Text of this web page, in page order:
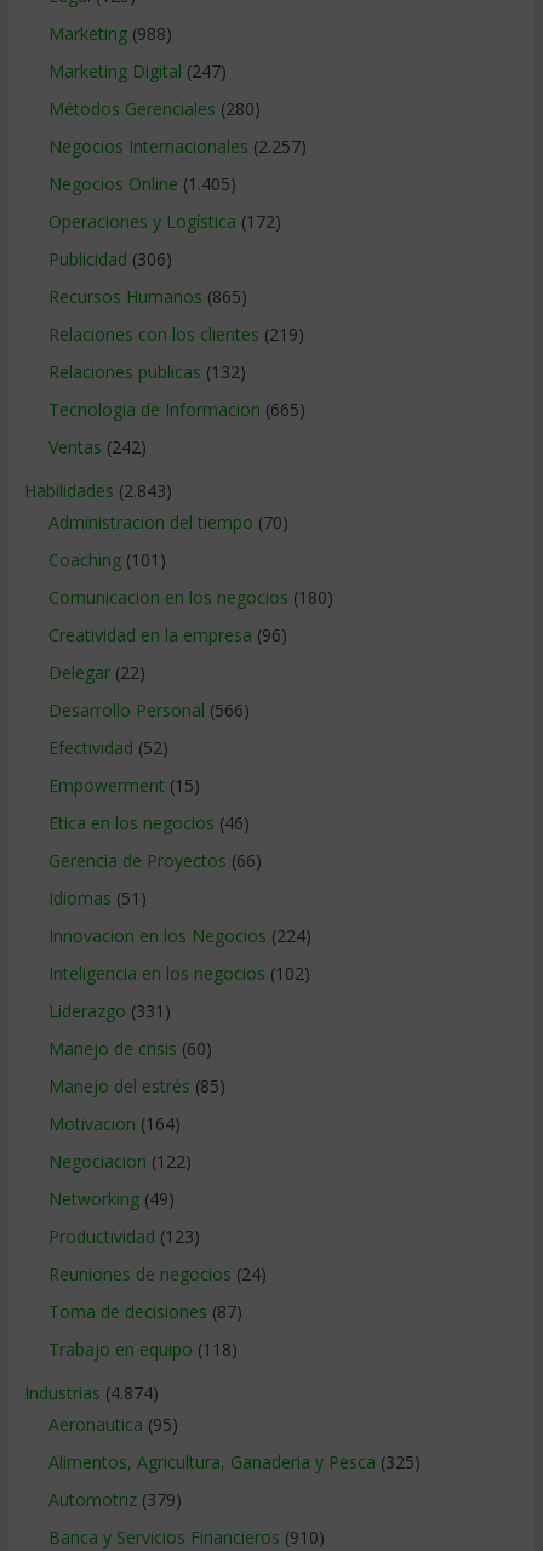
Marketing(988)
Marketing Digital (247)
Métodos Gerenciales (280)
Negocios Internacionales (2.257)
Negocios Online (1.405)
Operaciones y Logística (172)
Publicidad (306)
Recursos Humanos (865)
Relaciones con los clientes (219)
Relaciones publicas (132)
Tecnologia de Informacion (665)
Ventas (242)
Habilidades (2.843)
Administracion del tiempo (70)
Coaching(101)
Comunicacion en los negocios (180)
Creatividad en la empresa (96)
Delegar(22)
Desarrollo Personal (566)
Efectividad (52)
Empowerment (15)
Etica en los negocios (46)
Gerencia de Proyectos (66)
Idiomas (51)
Innovacion en los Negocios (224)
Inteligencia en los negocios (102)
Liderazgo (331)
Manejo de crisis (60)
Manejo del estrés (85)
Motivacion (164)
Negociacion (122)
Networking(49)
Productividad (123)
Reuniones de negocios (24)
Toma de decisiones (87)
Trabajo en equipo (118)
Industrias (4.874)
Aeronautica (95)
Alimentos, Agricultura, Ganaderia y Pesca (325)
Automotriz(379)
Banca y Servicios Financieros (910)